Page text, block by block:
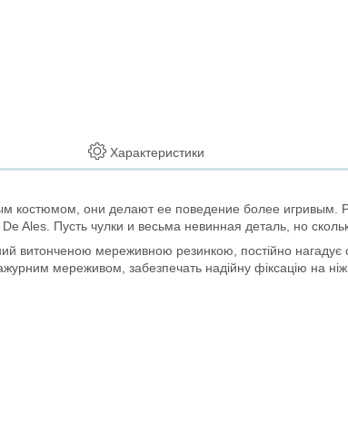
Характеристики
они делают ее поведение более игривым.
Ales. Пусть чулки и весьма невинная деталь, но
мереживною резинкою, постійно нагадує
мереживом, забезпечать надійну фіксацію на